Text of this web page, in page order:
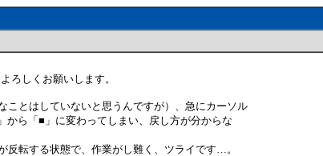
ろしくお願いします。
ことはしていないと思うんですが）、急にカーソル
から「■」に変わってしまい、戻し方が分からな
反転する状態で、作業がし難く、ツライです…。